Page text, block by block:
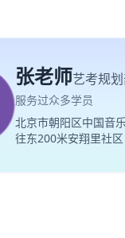
张老师艺考规
服务过众多学员
北京市朝阳区中国音
往东200米安翔里社区